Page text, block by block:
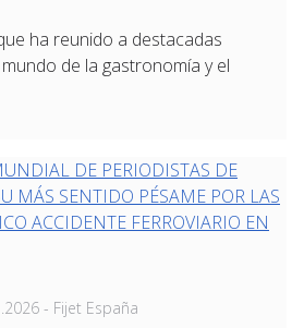
ha reunido a destacadas
de la gastronomía y el
- Fijet España